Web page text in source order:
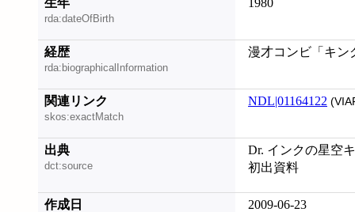
生年
rda:dateOfBirth
1980
経歴
rda:biographicalInformation
漫才コンビ「キン
関連リンク
skos:exactMatch
NDL|01164122
出典
dct:source
Dr. インクの星空
初出資料
作成日 2009-06-23